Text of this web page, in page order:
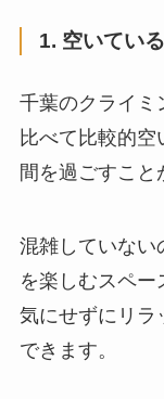
1. 空いている
千葉のクライミ
比べて比較的
間を過ごすこと
混雑していない
を楽しむスペー
気にせずにリラ
できます。